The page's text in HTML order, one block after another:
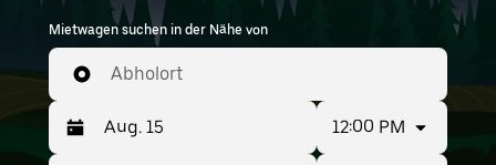
von Opel für Besorgungen, Roadtrips oder
tägliche Fahrten. Egal, ob du Preis, Größe oder
Stil priorisierst: Hier findest du Optionen, die
deinen Wünschen entsprechen. Gib deine Zeit-
und Standortangaben (z. B. Stuttgart Airport)
ein, um Opel-Vermietungen in deiner Nähe zu
Mietwagen suchen in der Nähe von
Abholort
12:00 PM